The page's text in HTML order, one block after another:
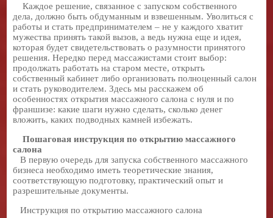
Каждое решение, связанное с запуском собственного
дела, должно быть обдуманным и взвешенным. Уволиться с
работы и стать предпринимателем – не у каждого хватит
мужества принять такой вызов, а ведь нужна еще и идея,
которая будет свидетельствовать о разумности принятого
решения. Нередко перед массажистами стоит выбор:
продолжать работать на старом месте, открыть
собственный кабинет либо организовать полноценный салон
и стать руководителем. Здесь мы расскажем об
особенностях открытия массажного салона с нуля и по
франшизе: какие шаги нужно сделать, сколько денег
вложить, каких подводных камней избежать.
Пошаговая инструкция по открытию массажного
салона
В первую очередь для запуска собственного массажного
бизнеса необходимо иметь теоретические знания,
соответствующую подготовку, практический опыт и
разрешительные документы.
Инструкция по открытию массажного салона